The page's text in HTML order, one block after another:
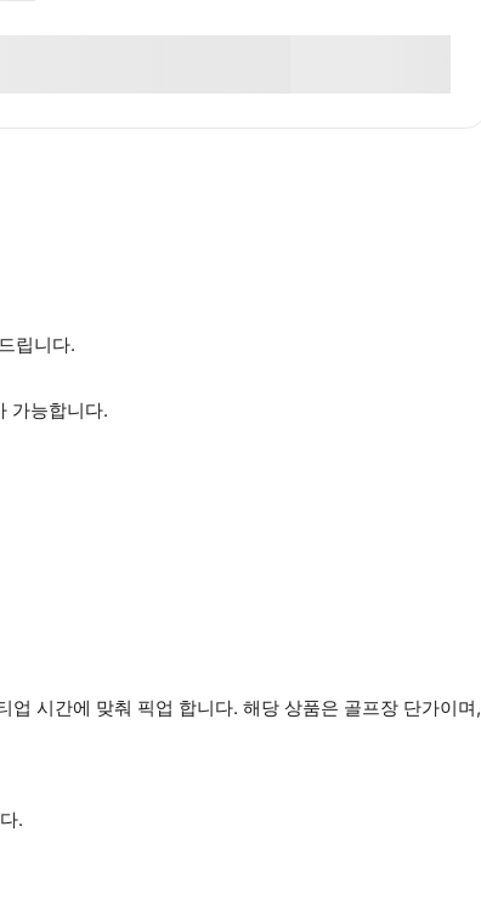
립니다.
가능합니다.
시간에 맞춰 픽업 합니다. 해당 상품은 골프장 단가이며,
.